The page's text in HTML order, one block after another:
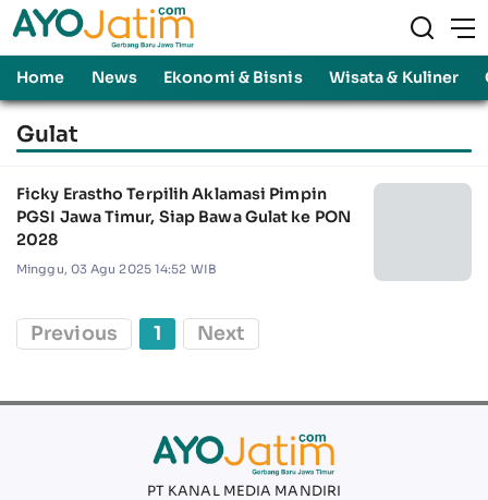
Home News Ekonomi & Bisnis Wisata & Kuliner
Gulat
Ficky Erastho Terpilih Aklamasi Pimpin
PGSI Jawa Timur, Siap Bawa Gulat ke PON
2028
Minggu, 03 Agu 2025 14:52 WIB
Previous 1 Next
PT KANAL MEDIA MANDIRI